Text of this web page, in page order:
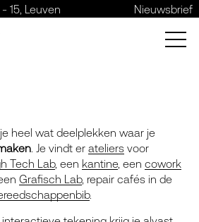
15, Leuven Nieuwsbrief
heel wat deelplekken waar je
. Je vindt er ateliersvoor
Tech Lab, een kantine, een cowork
Grafisch Lab, repair cafés in de
.